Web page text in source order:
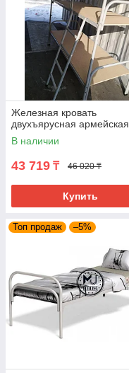
Железная кровать
двухъярусная армейская
В наличии
43 719 ₸ 46 020 ₸
Купить
Топ продаж –5%